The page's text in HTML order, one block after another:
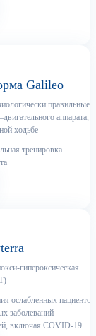
Galileo
правильные
аппарата,
ходьбе
тренировка
гипероксическая
ослабленных пациентов
заболеваний
включая COVID-19